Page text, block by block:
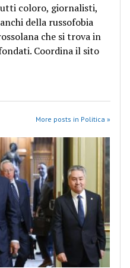
coloro, giornalisti,
della russofobia
che si trova in
Coordina il sito
More posts in Politica »